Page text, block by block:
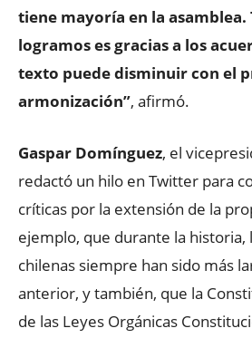
tiene mayoría en la asamblea.
logramos es gracias a los
texto puede disminuir con el
armonización”, afirmó.
Gaspar Domínguez, el
redactó un hilo en Twitter para
críticas por la extensión de la
ejemplo, que durante la historia,
chilenas siempre han sido más
anterior, y también, que la
de las Leyes Orgánicas